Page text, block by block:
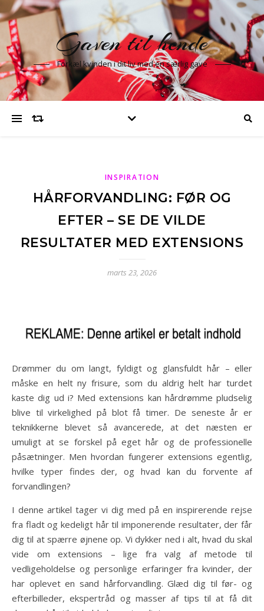
Gaven til hende
Forkæl kvinden i dit liv med en særlig gave
INSPIRATION
HÅRFORVANDLING: FØR OG
EFTER – SE DE VILDE
RESULTATER MED EXTENSIONS
marts 23, 2026
Drømmer du om langt, fyldigt og glansfuldt hår – eller
måske en helt ny frisure, som du aldrig helt har turdet
kaste dig ud i? Med extensions kan hårdrømme pludselig
blive til virkelighed på blot få timer. De seneste år er
teknikkerne blevet så avancerede, at det næsten er
umuligt at se forskel på eget hår og de professionelle
påsætninger. Men hvordan fungerer extensions egentlig,
hvilke typer findes der, og hvad kan du forvente af
forvandlingen?
I denne artikel tager vi dig med på en inspirerende rejse
fra fladt og kedeligt hår til imponerende resultater, der får
dig til at spærre øjnene op. Vi dykker ned i alt, hvad du skal
vide om extensions – lige fra valg af metode til
vedligeholdelse og personlige erfaringer fra kvinder, der
har oplevet en sand hårforvandling. Glæd dig til før- og
efterbilleder, ekspertråd og masser af tips til at få dit